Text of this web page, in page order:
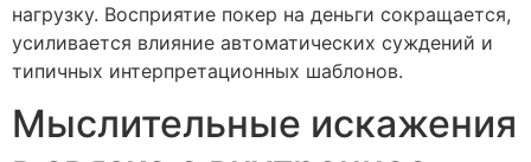
нагрузку. Восприятие покер на деньги сокращается,
усиливается влияние автоматических суждений и
типичных интерпретационных шаблонов.
Мыслительные искажения